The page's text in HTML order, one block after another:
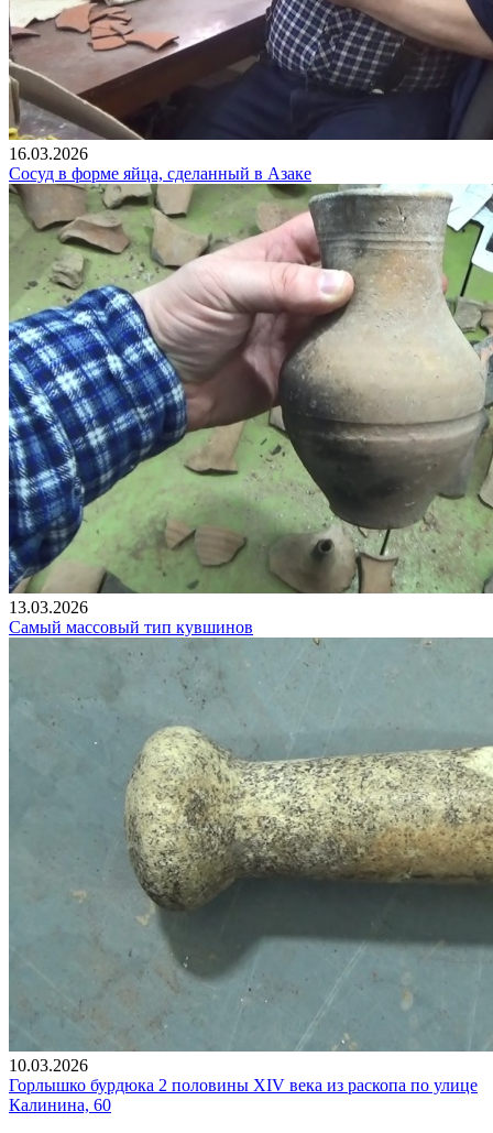
16.03.2026
Сосуд в форме яйца, сделанный в Азаке
13.03.2026
Самый массовый тип кувшинов
10.03.2026
Горлышко бурдюка 2 половины XIV века из раскопа по улице
Калинина, 60